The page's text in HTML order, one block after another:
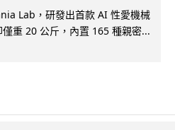
Lab，研發出首款 AI 性愛機械
重 20 公斤，內置 165 種親密...